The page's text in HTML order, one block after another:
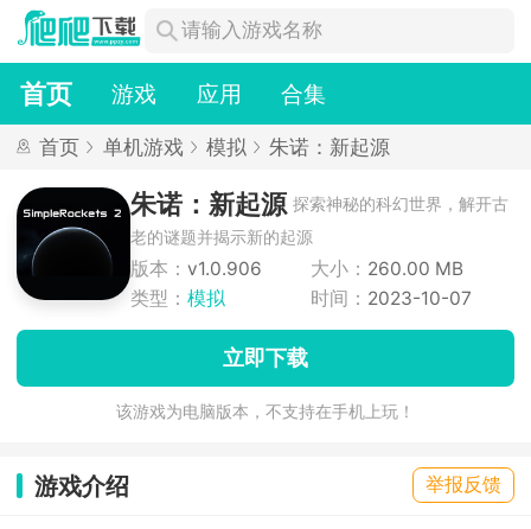
首页 游戏 应用 合集
首页 单机游戏 模拟 朱诺：新起源
朱诺：新起源 探索神秘的科幻世界，解开古
老的谜题并揭示新的起源
版本： v1.0.906 大小： 260.00 MB
类型： 模拟 时间： 2023-10-07
立即下载
该游戏为电脑版本，不支持在手机上玩！
游戏介绍 举报反馈